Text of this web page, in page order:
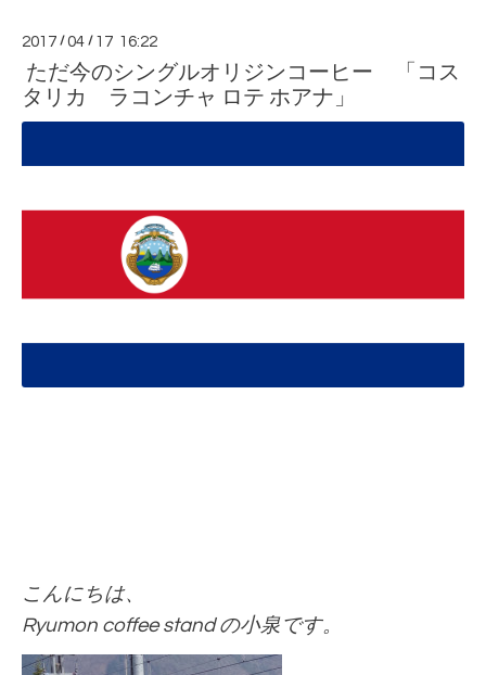
2017 /04 / 17 16:22
ただ今のシングルオリジンコーヒー 「コス
タリカ ラコンチャ ロテ ホアナ」
こんにちは、
Ryumon coffee stand の小泉です。